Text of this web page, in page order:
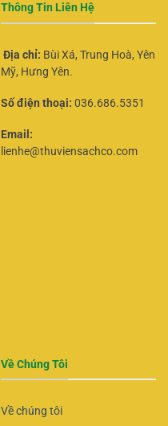
Thông Tin Liên Hệ
Địa chỉ: Bùi Xá, Trung Hoà, Yên
Mỹ, Hưng Yên.
Số điện thoại: 036.686.5351
Email:
lienhe@thuviensachco.com
Về Chúng Tôi
Về chúng tôi